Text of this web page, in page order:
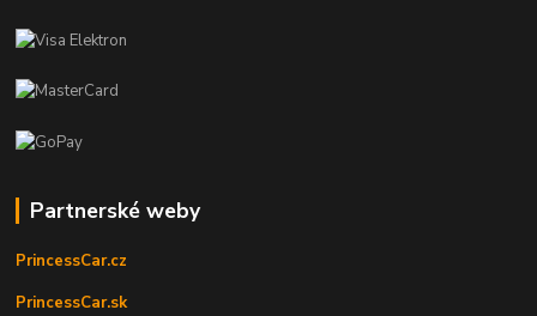
Partnerské weby
PrincessCar.cz
PrincessCar.sk